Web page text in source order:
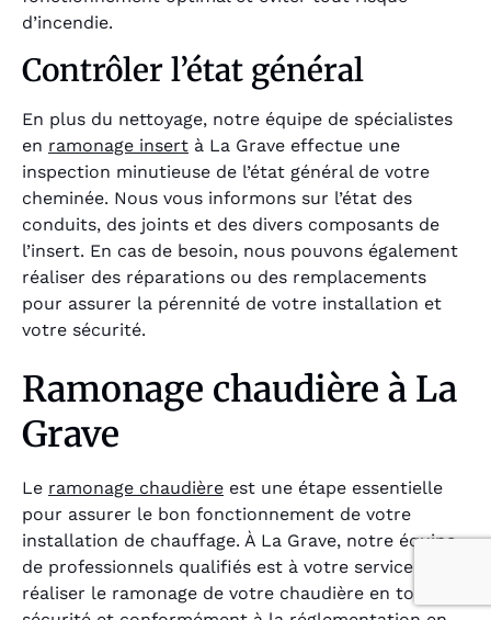
d’incendie.
Contrôler l’état général
En plus du nettoyage, notre équipe de spécialistes
en ramonage insert à La Grave effectue une
inspection minutieuse de l’état général de votre
cheminée. Nous vous informons sur l’état des
conduits, des joints et des divers composants de
l’insert. En cas de besoin, nous pouvons également
réaliser des réparations ou des remplacements
pour assurer la pérennité de votre installation et
votre sécurité.
Ramonage chaudière à La
Grave
Le ramonage chaudière est une étape essentielle
pour assurer le bon fonctionnement de votre
installation de chauffage. À La Grave, notre équipe
de professionnels qualifiés est à votre service pour
réaliser le ramonage de votre chaudière en toute